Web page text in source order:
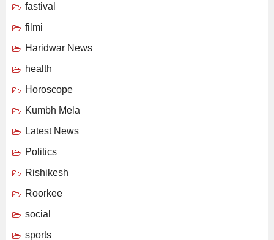
fastival
filmi
Haridwar News
health
Horoscope
Kumbh Mela
Latest News
Politics
Rishikesh
Roorkee
social
sports